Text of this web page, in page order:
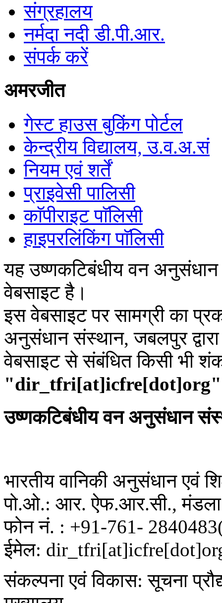
संग्रहालय
नर्मदा नदी डी.पी.आर.
संपर्क करें
अमरजीत
गेस्ट हाउस बुकिंग पोर्टल
केन्द्रीय विद्यालय, उ.व.अ.सं
नियम एवं शर्तें
प्राइवेसी पालिसी
काॅपीराइट पाॅलिसी
हाइपरलिंकिंग पाॅलिसी
यह उष्णकटिबंधीय वन
वेबसाइट है।
इस वेबसाइट पर सामग्री का
अनुसंधान संस्थान, जबलपुर
वेबसाइट से संबंधित किसी भी
"dir_tfri[at]icfre[dot]org"
उष्णकटिबंधीय वन अनुसंधान
भारतीय वानिकी अनुसंधान एवं
पो.ओ.: आर. ऐफ.आर.सी., मंडला
फोन नं. : +91-761-
ईमेल:
संकल्पना एवं विकास: सूचना